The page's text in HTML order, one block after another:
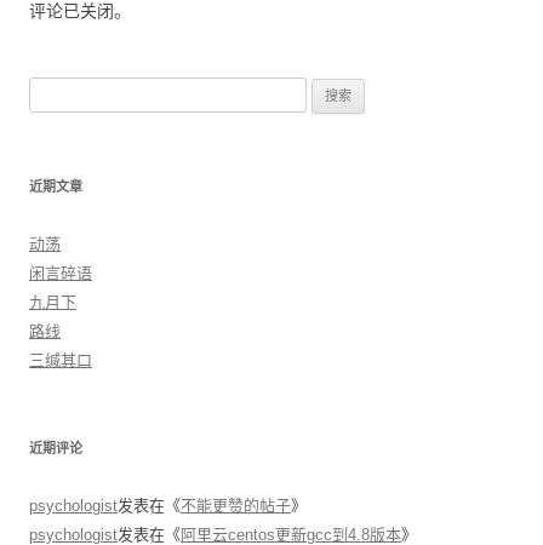
评论已关闭。
近期文章
动荡
闲言碎语
九月下
路线
三缄其口
近期评论
psychologist发表在《不能更赞的帖子》
psychologist发表在《 阿里云centos更新gcc到4.8版本》